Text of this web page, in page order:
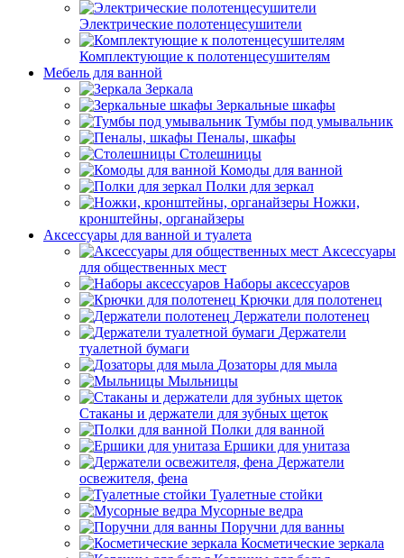
Электрические полотенцесушители
Комплектующие к полотенцесушителям
Мебель для ванной
Зеркала
Зеркальные шкафы
Тумбы под умывальник
Пеналы, шкафы
Столешницы
Комоды для ванной
Полки для зеркал
Ножки,
кронштейны, органайзеры
Аксессуары для ванной и туалета
Аксессуары
для общественных мест
Наборы аксессуаров
Крючки для полотенец
Держатели полотенец
Держатели
туалетной бумаги
Дозаторы для мыла
Мыльницы
Стаканы и держатели для зубных щеток
Полки для ванной
Ершики для унитаза
Держатели
освежителя, фена
Туалетные стойки
Мусорные ведра
Поручни для ванны
Косметические зеркала